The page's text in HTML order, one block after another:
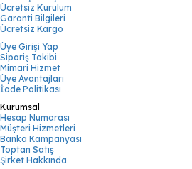
Ücretsiz Kurulum
Garanti Bilgileri
Ücretsiz Kargo
Üye Girişi Yap
Sipariş Takibi
Mimari Hizmet
Üye Avantajları
İade Politikası
Kurumsal
Hesap Numarası
Müşteri Hizmetleri
Banka Kampanyası
Toptan Satış
Şirket Hakkında